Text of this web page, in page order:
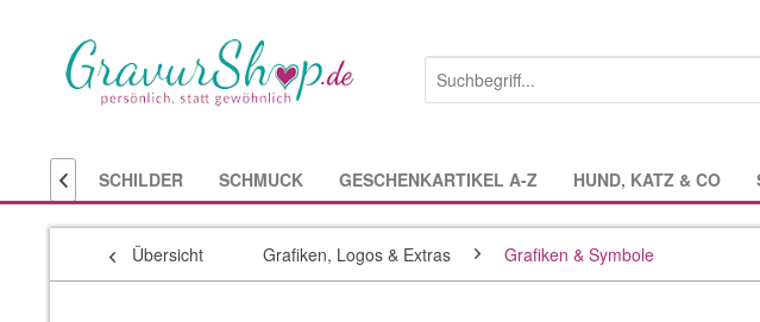
SCHILDER SCHMUCK GESCHENKARTIKEL A-Z HUND, KATZ & CO

Übersicht Grafiken, Logos & Extras Grafiken & Symbole